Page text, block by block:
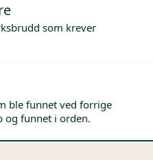
som krever
ble funnet ved forrige
og funnet i orden.